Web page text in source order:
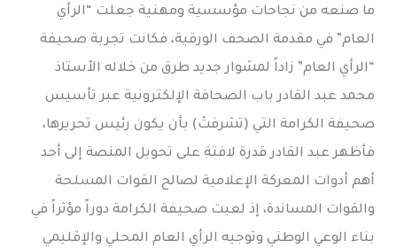
ما صنعه من نجاحات مؤسسية ومهنية جعلت “الرأي
العام” في مقدمة الصحف الورقية، فكانت تجربة صحيفة
“الرأي العام” زاداً لمشوار جديد طرق من خلاله الأستاذ
محمد عبد القادر باب الصحافة الإلكترونية عبر تأسيس
صحيفة الكرامة التي (تشرفتْ) بأن يكون رئيس تحريرها،
فأظهر عبد القادر قدرة لافتة على تحويل المنصة إلى أحد
أهم أدوات المعركة الإعلامية لصالح القوات المسلحة
والقوات المساندة، إذ لعبت صحيفة الكرامة دوراً مؤثراً في
بناء الوعي الوطني وتوجيه الرأي العام المحلي والإقليمي